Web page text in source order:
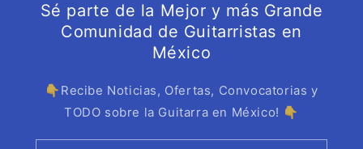
Sé parte de la Mejor y más Grande
Comunidad de Guitarristas en
México
👇Recibe Noticias, Ofertas, Convocatorias y
TODO sobre la Guitarra en México! 👇